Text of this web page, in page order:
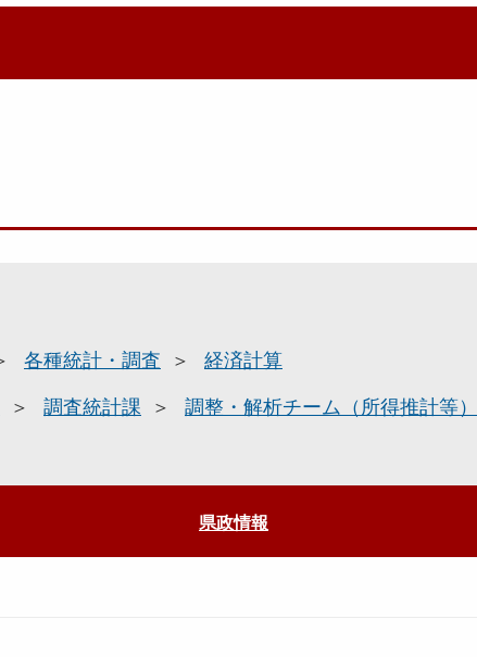
各種統計・調査 経済計算
調査統計課
調整・解析チーム（所得推計等）
県政情報